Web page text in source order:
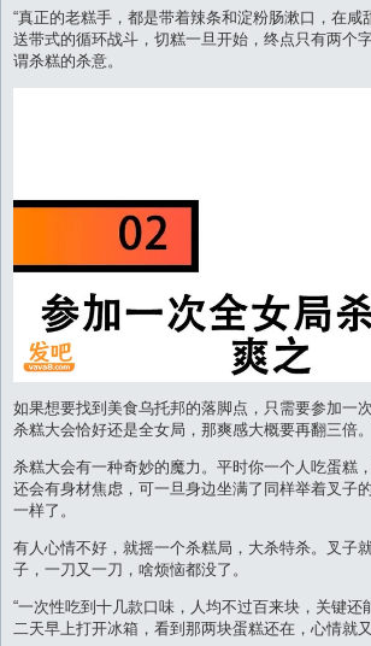
“真正的老糕手，都是带着辣条和淀粉肠漱口，在咸
送带式的循环战斗，切糕一旦开始，终点只有两个
谓杀糕的杀意。
如果想要找到美食乌托邦的落脚点，只需要参加一
杀糕大会恰好还是全女局，那爽感大概要再翻三倍。
杀糕大会有一种奇妙的魔力。平时你一个人吃蛋糕
还会有身材焦虑，可一旦身边坐满了同样举着叉子
一样了。
有人心情不好，就摇一个杀糕局，大杀特杀。叉子
子，一刀又一刀，啥烦恼都没了。
“一次性吃到十几款口味，人均不过百来块，关键还
二天早上打开冰箱，看到那两块蛋糕还在，心情就